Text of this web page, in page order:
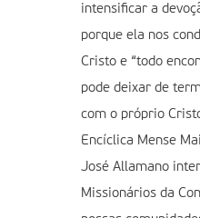
intensificar a
porque ela nos
Cristo e “todo
pode deixar de
com o próprio
Encíclica Mense
José Allamano
Missionários da